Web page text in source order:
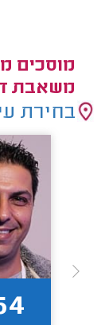
מוסכים
משאבת
בחירת